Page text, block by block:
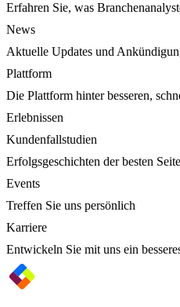
Erfahren Sie, was
News
Aktuelle Updates und
Plattform
Die Plattform hinter besseren,
Erlebnissen
Kundenfallstudien
Erfolgsgeschichten der besten
Events
Treffen Sie uns persönlich
Karriere
Entwickeln Sie mit uns ein